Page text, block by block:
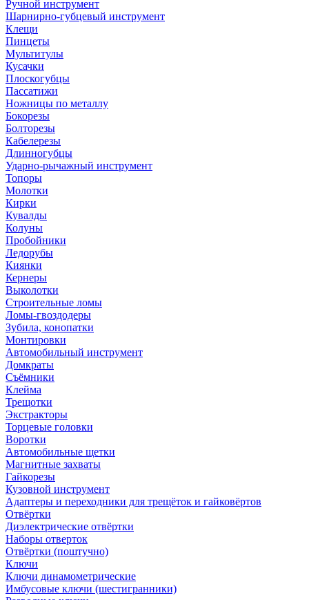
Ручной инструмент
Шарнирно-губцевый инструмент
Клещи
Пинцеты
Мультитулы
Кусачки
Плоскогубцы
Пассатижи
Ножницы по металлу
Бокорезы
Болторезы
Кабелерезы
Длинногубцы
Ударно-рычажный инструмент
Топоры
Молотки
Кирки
Кувалды
Колуны
Пробойники
Ледорубы
Киянки
Кернеры
Выколотки
Строительные ломы
Ломы-гвоздодеры
Зубила, конопатки
Монтировки
Автомобильный инструмент
Домкраты
Съёмники
Клейма
Трещотки
Экстракторы
Торцевые головки
Воротки
Автомобильные щетки
Магнитные захваты
Гайкорезы
Кузовной инструмент
Адаптеры и переходники для трещёток и гайковёртов
Отвёртки
Диэлектрические отвёртки
Наборы отверток
Отвёртки (поштучно)
Ключи
Ключи динамометрические
Имбусовые ключи (шестигранники)